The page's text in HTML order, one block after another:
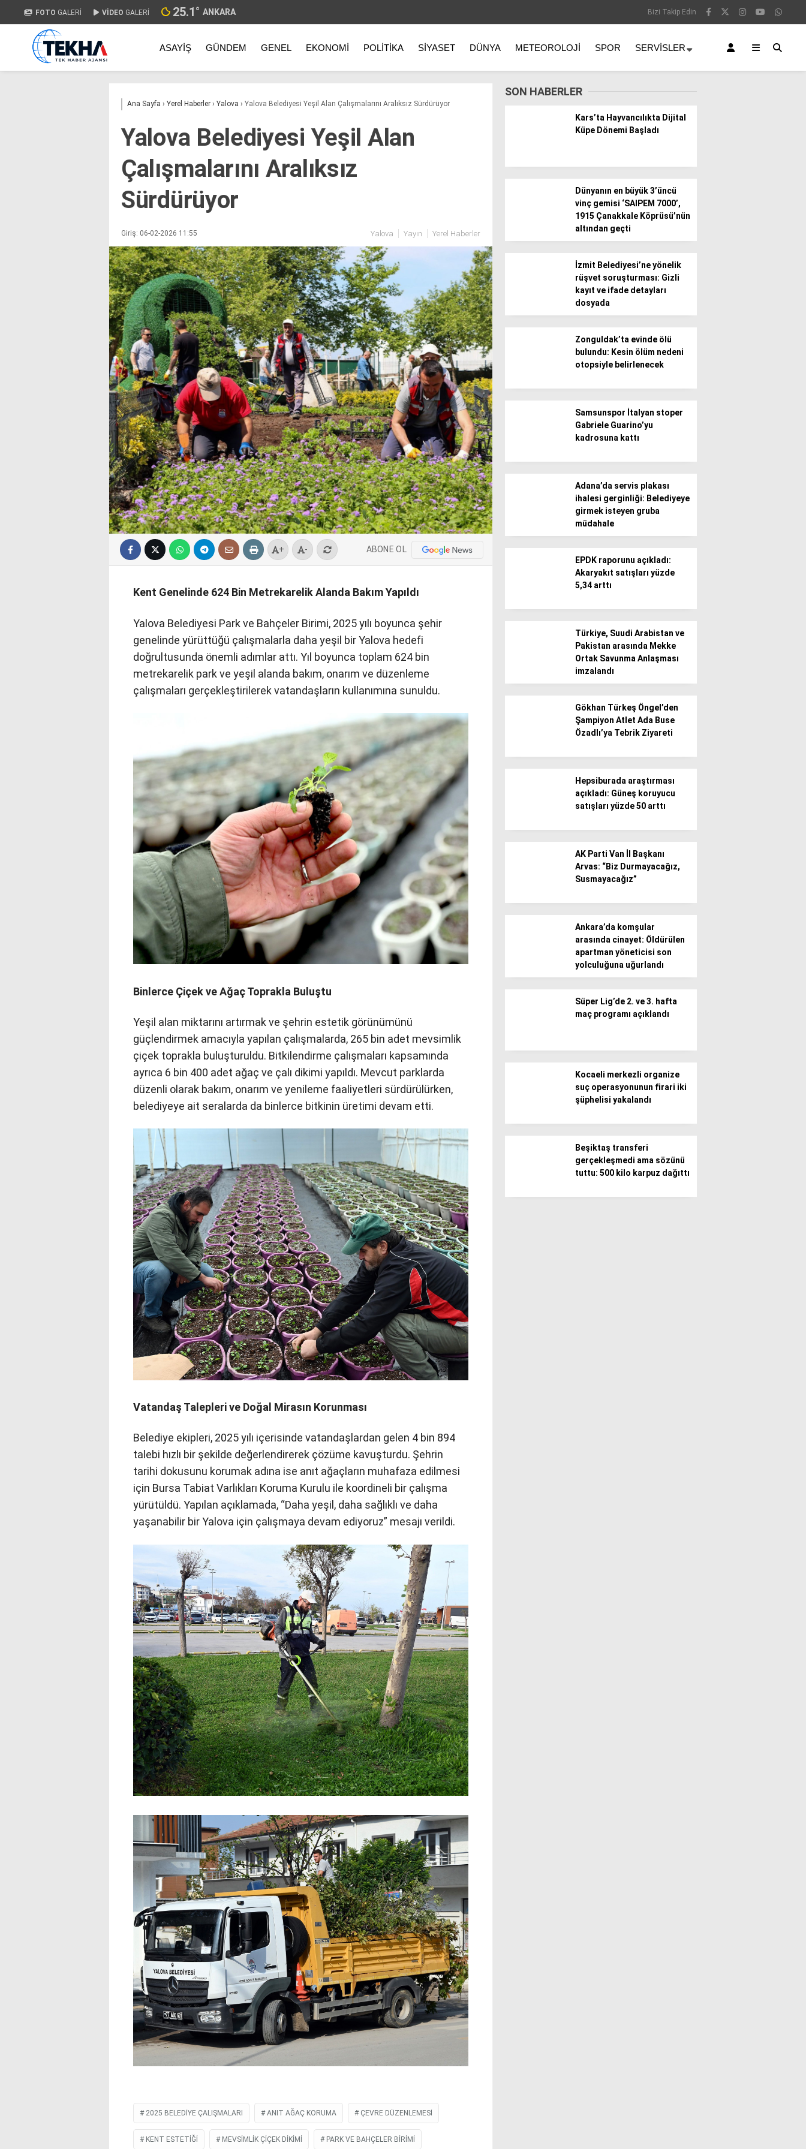
Politika / Siyaset
Magazin
FOTO GALERİ VİDEO GALERİ 25.1° ANKARA Bizi Takip Edin
ASAYIŞ GÜNDEM GENEL EKONOMI POLITIKA SIYASET DÜNYA METEOROLOJI SPOR SERVISLER
Ana Sayfa › Yerel Haberler › Yalova › Yalova Belediyesi Yeşil Alan Çalışmalarını Aralıksız Sürdürüyor
Yalova Belediyesi Yeşil Alan
Çalışmalarını Aralıksız
Sürdürüyor
Giriş: 06-02-2026 11:55 Yalova Yayın Yerel Haberler
+ - ABONE OL
Kent Genelinde 624 Bin Metrekarelik Alanda Bakım Yapıldı
Yalova Belediyesi Park ve Bahçeler Birimi, 2025 yılı boyunca şehir
genelinde yürüttüğü çalışmalarla daha yeşil bir Yalova hedefi
doğrultusunda önemli adımlar attı. Yıl boyunca toplam 624 bin
metrekarelik park ve yeşil alanda bakım, onarım ve düzenleme
çalışmaları gerçekleştirilerek vatandaşların kullanımına sunuldu.
Binlerce Çiçek ve Ağaç Toprakla Buluştu
Yeşil alan miktarını artırmak ve şehrin estetik görünümünü
güçlendirmek amacıyla yapılan çalışmalarda, 265 bin adet mevsimlik
çiçek toprakla buluşturuldu. Bitkilendirme çalışmaları kapsamında
ayrıca 6 bin 400 adet ağaç ve çalı dikimi yapıldı. Mevcut parklarda
düzenli olarak bakım, onarım ve yenileme faaliyetleri sürdürülürken,
belediyeye ait seralarda da binlerce bitkinin üretimi devam etti.
Vatandaş Talepleri ve Doğal Mirasın Korunması
Belediye ekipleri, 2025 yılı içerisinde vatandaşlardan gelen 4 bin 894
talebi hızlı bir şekilde değerlendirerek çözüme kavuşturdu. Şehrin
tarihi dokusunu korumak adına ise anıt ağaçların muhafaza edilmesi
için Bursa Tabiat Varlıkları Koruma Kurulu ile koordineli bir çalışma
yürütüldü. Yapılan açıklamada, “Daha yeşil, daha sağlıklı ve daha
yaşanabilir bir Yalova için çalışmaya devam ediyoruz” mesajı verildi.
2025 BELEDIYE ÇALIŞMALARI ANIT AĞAÇ KORUMA ÇEVRE DÜZENLEMESI
KENT ESTETIĞI MEVSIMLIK ÇIÇEK DIKIMI PARK VE BAHÇELER BIRIMI
SON HABERLER
Kars’ta Hayvancılıkta Dijital
Küpe Dönemi Başladı
Dünyanın en büyük 3’üncü
vinç gemisi ‘SAIPEM 7000’,
1915 Çanakkale Köprüsü’nün
altından geçti
İzmit Belediyesi’ne yönelik
rüşvet soruşturması: Gizli
kayıt ve ifade detayları
dosyada
Zonguldak’ta evinde ölü
bulundu: Kesin ölüm nedeni
otopsiyle belirlenecek
Samsunspor İtalyan stoper
Gabriele Guarino’yu
kadrosuna kattı
Adana’da servis plakası
ihalesi gerginliği: Belediyeye
girmek isteyen gruba
müdahale
EPDK raporunu açıkladı:
Akaryakıt satışları yüzde
5,34 arttı
Türkiye, Suudi Arabistan ve
Pakistan arasında Mekke
Ortak Savunma Anlaşması
imzalandı
Gökhan Türkeş Öngel’den
Şampiyon Atlet Ada Buse
Özadlı’ya Tebrik Ziyareti
Hepsiburada araştırması
açıkladı: Güneş koruyucu
satışları yüzde 50 arttı
AK Parti Van İl Başkanı
Arvas: “Biz Durmayacağız,
Susmayacağız”
Ankara’da komşular
arasında cinayet: Öldürülen
apartman yöneticisi son
yolculuğuna uğurlandı
Süper Lig’de 2. ve 3. hafta
maç programı açıklandı
Kocaeli merkezli organize
suç operasyonunun firari iki
şüphelisi yakalandı
Beşiktaş transferi
gerçekleşmedi ama sözünü
tuttu: 500 kilo karpuz dağıttı